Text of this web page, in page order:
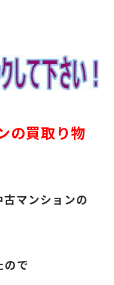
の買取り物
マンションの
ので